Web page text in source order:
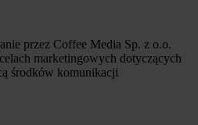
przez Coffee Media Sp. z o.o.
marketingowych dotyczących
środków komunikacji